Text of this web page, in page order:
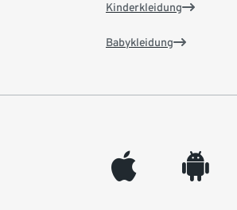
Kinderkleidung
Babykleidung
appleinc android